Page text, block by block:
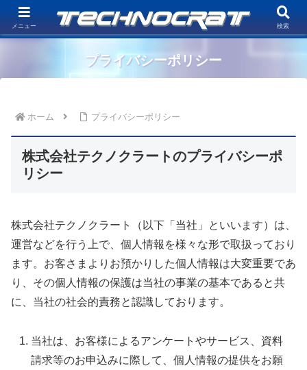
電子機器システムの企画、設計、生産及びコンサルティングを行う開発型ファ
ブレスEMS企業「株式会社テクノクラート」
ホーム プライバシーポリシー
プライバシーポリシー
株式会社テクノクラートのプライバシーポ
リシー
株式会社テクノクラート（以下「当社」といいます）は、
運営などを行う上で、個人情報を様々な形で取扱っており
ます。お客さまよりお預かりした個人情報は大変重要であ
り、その個人情報の保護は当社の事業の基本であると共
に、当社の社会的責務と認識しております。
当社は、お客様によるアンケートやサービス、資料
請求等のお申込みに際して、個人情報の提供をお願
メニュー 検索